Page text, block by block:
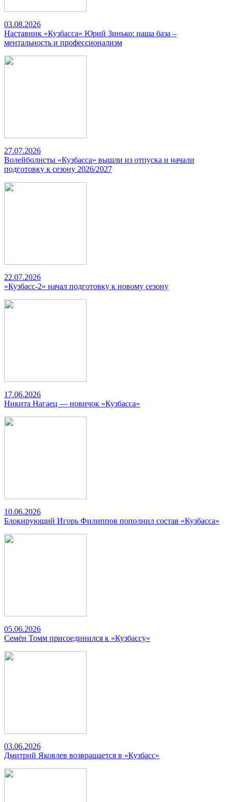
03.08.2026
Наставник «Кузбасса» Юрий Зинько: наша база –
ментальность и профессионализм
27.07.2026
Волейболисты «Кузбасса» вышли из отпуска и начали
подготовку к сезону 2026/2027
22.07.2026
«Кузбасс-2» начал подготовку к новому сезону
17.06.2026
Никита Нагаец — новичок «Кузбасса»
10.06.2026
Блокирующий Игорь Филиппов пополнил состав «Кузбасса»
05.06.2026
Семён Томм присоединился к «Кузбассу»
03.06.2026
Дмитрий Яковлев возвращается в «Кузбасс»